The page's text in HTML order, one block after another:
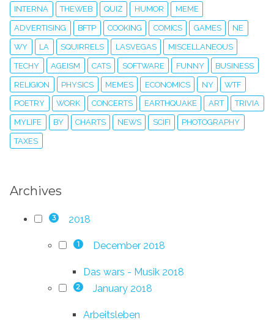
INTERNA THEWEB QUIZ HUMOR MEME
ADVERTISING BFTP COOKING COMICS GAMES NE
WY LA SQUIRRELS LASVEGAS MISCELLANEOUS
TECHY AGEISM CATS SOFTWARE FUNNY BUSINESS
RELIGION PHYSICS MEMES ECONOMICS NY WTF
POETRY WORK CONCERTS EARTHQUAKE ART TRIVIA
MYLIFE BY CHARTS NEWS SCIFI PHOTOGRAPHY
TAXES
Archives
3 2018
1 December 2018
Das wars - Musik 2018
2 January 2018
Arbeitsleben